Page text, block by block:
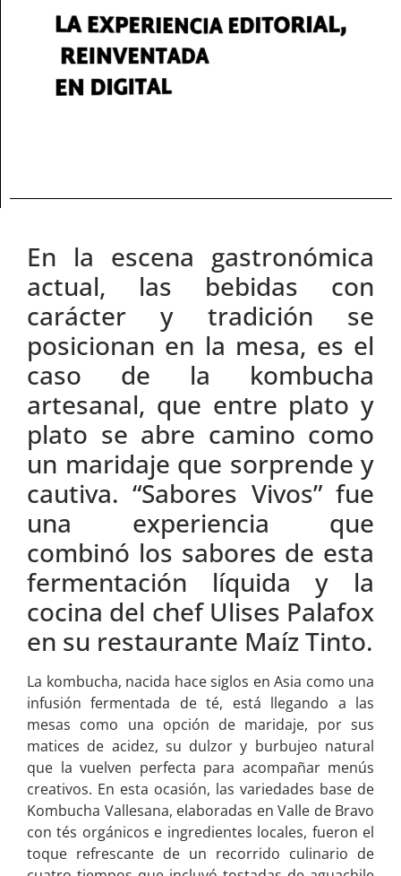
En la escena gastronómica
actual, las bebidas con
carácter y tradición se
posicionan en la mesa, es el
caso de la kombucha
artesanal, que entre plato y
plato se abre camino como
un maridaje que sorprende y
cautiva. “Sabores Vivos” fue
una experiencia que
combinó los sabores de esta
fermentación líquida y la
cocina del chef Ulises Palafox
en su restaurante Maíz Tinto.
La kombucha, nacida hace siglos en Asia como una
infusión fermentada de té, está llegando a las
mesas como una opción de maridaje, por sus
matices de acidez, su dulzor y burbujeo natural
que la vuelven perfecta para acompañar menús
creativos. En esta ocasión, las variedades base de
Kombucha Vallesana, elaboradas en Valle de Bravo
con tés orgánicos e ingredientes locales, fueron el
toque refrescante de un recorrido culinario de